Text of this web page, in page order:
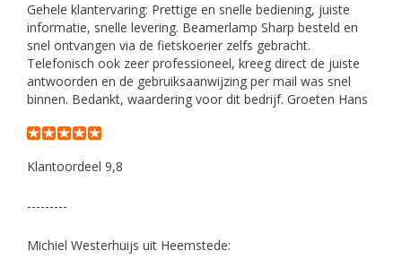
Gehele klantervaring: Prettige en snelle bediening, juiste
informatie, snelle levering. Beamerlamp Sharp besteld en
snel ontvangen via de fietskoerier zelfs gebracht.
Telefonisch ook zeer professioneel, kreeg direct de juiste
antwoorden en de gebruiksaanwijzing per mail was snel
binnen. Bedankt, waardering voor dit bedrijf. Groeten Hans
Klantoordeel 9,8
---------
Michiel Westerhuijs uit Heemstede: